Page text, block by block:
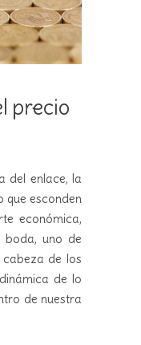
precio
del enlace, la
que esconden
económica,
boda, uno de
de los
de lo
de nuestra